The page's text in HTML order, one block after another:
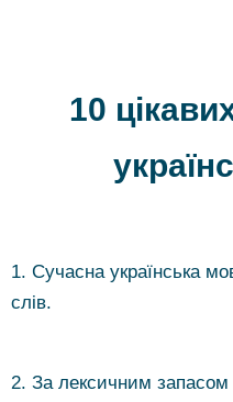
10
1. Сучасна українська
слів.
2. За лексичним запасом